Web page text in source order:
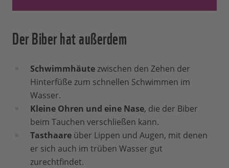
Der Biber hat außerdem
Schwimmhäutezwischen den Zehen der
Hinterfüße zum schnellen Schwimmen im
Wasser.
Kleine Ohren und eine Nase, die der Biber
beim Tauchen verschließen kann.
Tasthaare über Lippen und Augen, mit denen
er sich auch im trüben Wasser gut
zurechtfindet.